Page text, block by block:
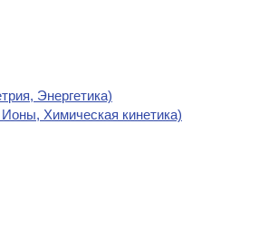
Энергетика)
Химическая кинетика)